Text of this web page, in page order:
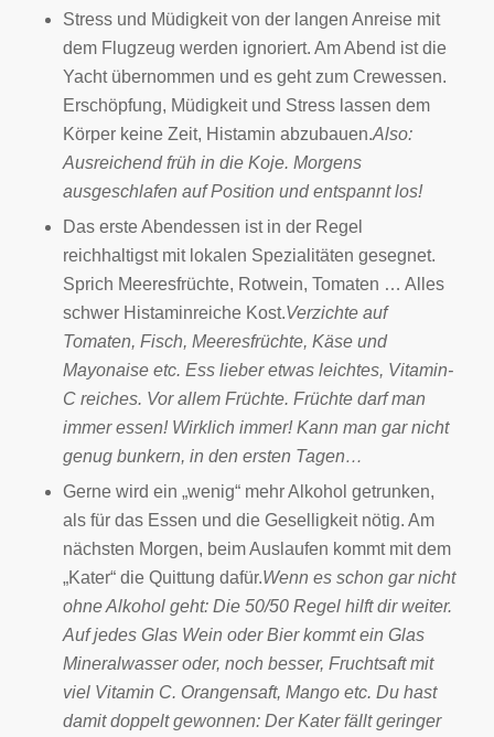
Stress und Müdigkeit von der langen Anreise mit
dem Flugzeug werden ignoriert. Am Abend ist die
Yacht übernommen und es geht zum Crewessen.
Erschöpfung, Müdigkeit und Stress lassen dem
Körper keine Zeit, Histamin abzubauen.Also:
Ausreichend früh in die Koje. Morgens
ausgeschlafen auf Position und entspannt los!
Das erste Abendessen ist in der Regel
reichhaltigst mit lokalen Spezialitäten gesegnet.
Sprich Meeresfrüchte, Rotwein, Tomaten … Alles
schwer Histaminreiche Kost.Verzichte auf
Tomaten, Fisch, Meeresfrüchte, Käse und
Mayonaise etc. Ess lieber etwas leichtes, Vitamin-
C reiches. Vor allem Früchte. Früchte darf man
immer essen! Wirklich immer! Kann man gar nicht
genug bunkern, in den ersten Tagen…
Gerne wird ein „wenig“ mehr Alkohol getrunken,
als für das Essen und die Geselligkeit nötig. Am
nächsten Morgen, beim Auslaufen kommt mit dem
„Kater“ die Quittung dafür.Wenn es schon gar nicht
ohne Alkohol geht: Die 50/50 Regel hilft dir weiter.
Auf jedes Glas Wein oder Bier kommt ein Glas
Mineralwasser oder, noch besser, Fruchtsaft mit
viel Vitamin C. Orangensaft, Mango etc. Du hast
damit doppelt gewonnen: Der Kater fällt geringer